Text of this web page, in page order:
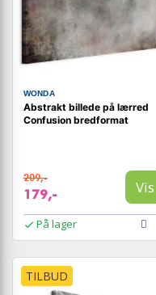
WONDA
Abstrakt billede på lærred
Confusion bredformat
209,-
179,- Vis
På lager
TILBUD